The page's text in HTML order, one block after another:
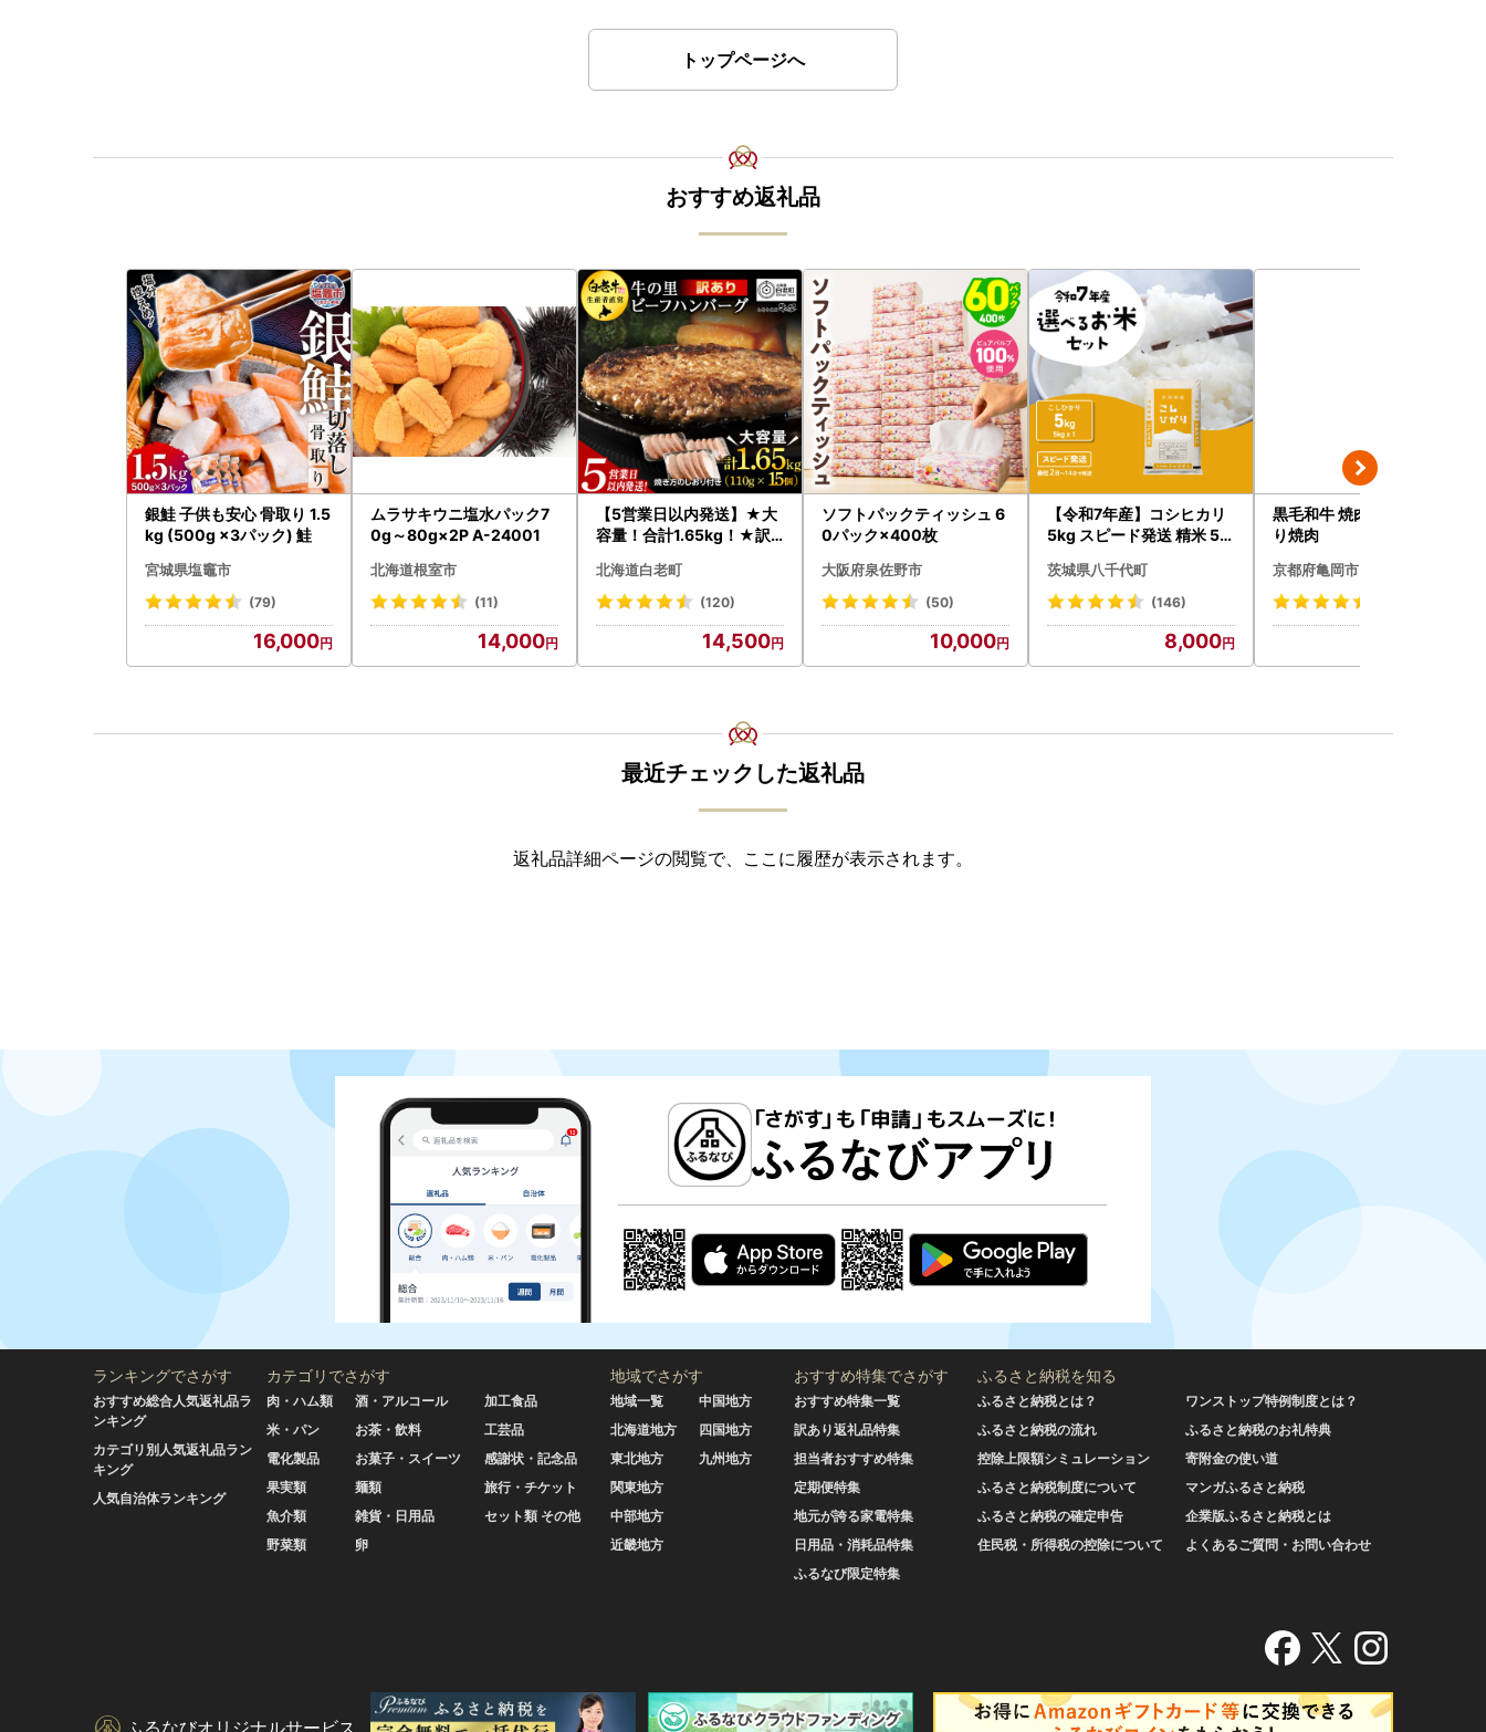
トップページへ
おすすめ返礼品
銀鮭 子供も安心 骨取り 1.5
kg (500g ×3パック) 鮭
宮城県塩竈市
(79)
16,000
ムラサキウニ塩水パック7
0g～80g×2P A-24001
北海道根室市
(11)
14,000
【5営業日以内発送】★大
容量！合計1.65kg！★訳
ーグ(110ｇ5枚入）×3 AG
058
北海道白老町
(120)
14,500
ソフトパックティッシュ 6
0パック×400枚
大阪府泉佐野市
(50)
10,000
【令和7年産】コシヒカリ
5kg スピード発送 精米 5k
町
茨城県八千代町
(146)
8,000
黒毛和牛 焼肉用1.2kg 訳あ
り焼肉
京都府亀岡市
最近チェックした返礼品
返礼品詳細ページの閲覧で、ここに履歴が表示されます。
ランキングでさがす
おすすめ総合人気返礼品ラ
ンキング
カテゴリ別人気返礼品ラン
キング
人気自治体ランキング
カテゴリでさがす
肉・ハム類
米・パン
電化製品
果実類
魚介類
野菜類
酒・アルコール
お茶・飲料
お菓子・スイーツ
麺類
雑貨・日用品
卵
加工食品
工芸品
感謝状・記念品
旅行・チケット
セット類 その他
地域でさがす
地域一覧
北海道地方
東北地方
関東地方
中部地方
近畿地方
中国地方
四国地方
九州地方
おすすめ特集でさがす
おすすめ特集一覧
訳あり返礼品特集
担当者おすすめ特集
定期便特集
地元が誇る家電特集
日用品・消耗品特集
ふるなび限定特集
ふるさと納税を知る
ふるさと納税とは？
ふるさと納税の流れ
控除上限額シミュレーション
ふるさと納税制度について
ふるさと納税の確定申告
住民税・所得税の控除について
ワンストップ特例制度とは？
ふるさと納税のお礼特典
寄附金の使い道
マンガふるさと納税
企業版ふるさと納税とは
よくあるご質問・お問い合わせ